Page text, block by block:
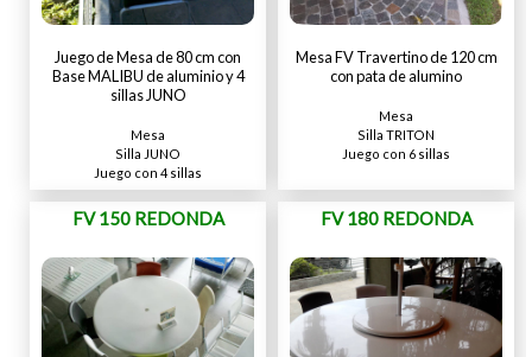
Juego de Mesa de 80 cm con
Base MALIBU de aluminio y 4
sillas JUNO
Mesa
Silla JUNO
Juego con 4 sillas
Mesa FV Travertino de 120 cm
con pata de alumino
Mesa
Silla TRITON
Juego con 6 sillas
FV 150 REDONDA FV 180 REDONDA